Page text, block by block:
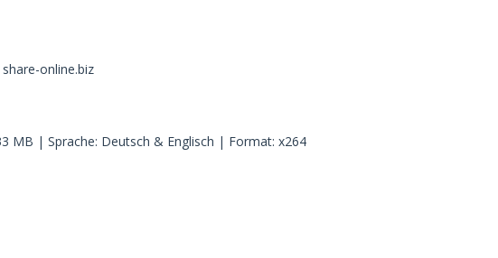
online.biz
MB | Sprache: Deutsch & Englisch | Format: x264